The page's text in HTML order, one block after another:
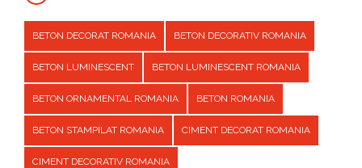
BETON DECORAT ROMANIA BETON DECORATIV ROMANIA
BETON LUMINESCENT BETON LUMINESCENT ROMANIA
BETON ORNAMENTAL ROMANIA BETON ROMANIA
BETON STAMPILAT ROMANIA CIMENT DECORAT ROMANIA
CIMENT DECORATIV ROMANIA